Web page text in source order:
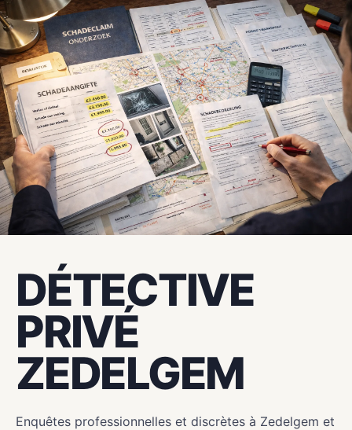
DÉTECTIVE
PRIVÉ
ZEDELGEM
Enquêtes professionnelles et discrètes à Zedelgem et